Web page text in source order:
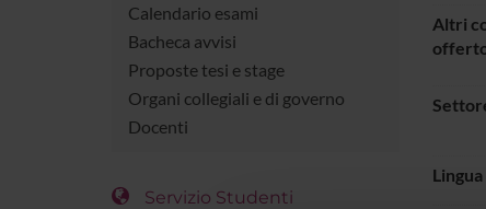
Calendario esami
Bacheca avvisi
Proposte tesi e stage
Organi collegiali e di governo
Docenti
Servizio Studenti
Altri